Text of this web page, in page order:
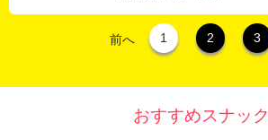
前へ 1 2 3
おすすめスナック